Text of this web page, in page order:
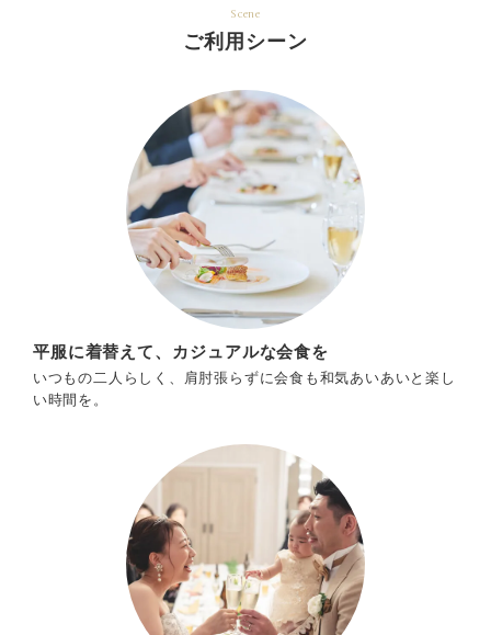
Scene
ご利用シーン
平服に着替えて、カジュアルな会食を
いつもの二人らしく、肩肘張らずに会食も和気あいあいと楽し
い時間を。